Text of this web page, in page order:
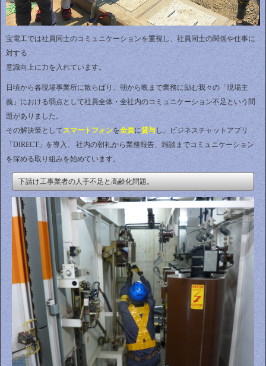
宝電工では社員同士のコミュニケーションを重視し、社員同士の関係や仕事に
対する
意識向上に力を入れています。
日頃から各現場事業所に散らばり、朝から晩まで業務に励む我々の「現場主
義」における弱点として社員全体・全社内のコミュニケーション不足という問
題がありました。
その解決策としてスマートフォンを全員に貸与し、ビジネスチャットアプリ
「DIRECT」を導入、 社内の朝礼から業務報告、雑談までコミュニケーション
を深める取り組みを始めています。
下請け工事業者の人手不足と高齢化問題。